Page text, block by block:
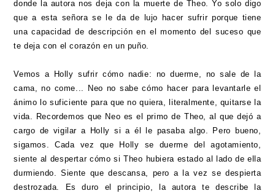
donde la autora nos deja con la muerte de Theo. Yo solo digo
que a esta señora se le da de lujo hacer sufrir porque tiene
una capacidad de descripción en el momento del suceso que
te deja con el corazón en un puño.
Vemos a Holly sufrir cómo nadie: no duerme, no sale de la
cama, no come... Neo no sabe cómo hacer para levantarle el
ánimo lo suficiente para que no quiera, literalmente, quitarse la
vida. Recordemos que Neo es el primo de Theo, al que dejó a
cargo de vigilar a Holly si a él le pasaba algo. Pero bueno,
sigamos. Cada vez que Holly se duerme del agotamiento,
siente al despertar cómo si Theo hubiera estado al lado de ella
durmiendo. Siente que descansa, pero a la vez se despierta
destrozada. Es duro el principio, la autora te describe la